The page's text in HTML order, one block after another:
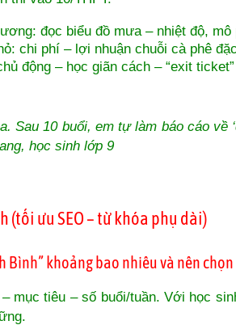
đọc biểu đồ mưa – nhiệt độ, mô
chi phí – lợi nhuận chuỗi cà phê
động – học giãn cách – “exit
Sau 10 buổi, em tự làm báo cáo về
học sinh lớp 9
(tối ưu SEO – từ khóa phụ dài)
Bình” khoảng bao nhiêu và nên
mục tiêu – số buổi/tuần. Với học